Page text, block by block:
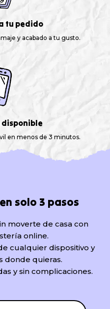
tu pedido
y acabado a tu gusto.
en menos de 3 minutos.
solo 3 pasos
moverte de casa con
online.
cualquier dispositivo y
donde quieras.
y sin complicaciones.